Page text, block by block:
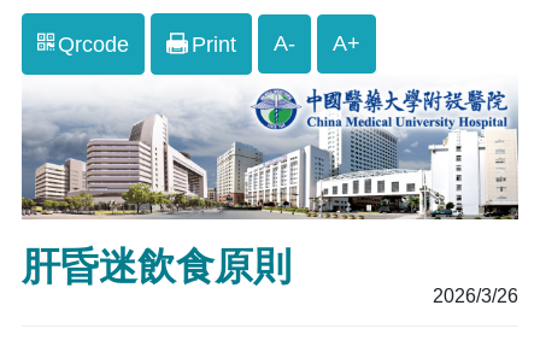
Qrcode Print A- A+
肝昏迷飲食原則
2026/3/26